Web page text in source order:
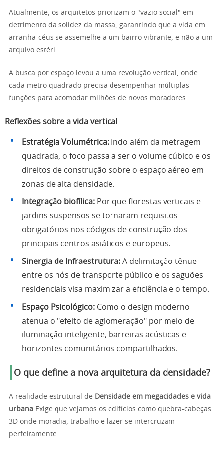
Atualmente, os arquitetos priorizam o "vazio social" em
detrimento da solidez da massa, garantindo que a vida em
arranha-céus se assemelhe a um bairro vibrante, e não a um
arquivo estéril.
A busca por espaço levou a uma revolução vertical, onde
cada metro quadrado precisa desempenhar múltiplas
funções para acomodar milhões de novos moradores.
Reflexões sobre a vida vertical
Estratégia Volumétrica: Indo além da metragem
quadrada, o foco passa a ser o volume cúbico e os
direitos de construção sobre o espaço aéreo em
zonas de alta densidade.
Integração biofílica: Por que florestas verticais e
jardins suspensos se tornaram requisitos
obrigatórios nos códigos de construção dos
principais centros asiáticos e europeus.
Sinergia de Infraestrutura: A delimitação tênue
entre os nós de transporte público e os saguões
residenciais visa maximizar a eficiência e o tempo.
Espaço Psicológico: Como o design moderno
atenua o "efeito de aglomeração" por meio de
iluminação inteligente, barreiras acústicas e
horizontes comunitários compartilhados.
O que define a nova arquitetura da densidade?
A realidade estrutural de Densidade em megacidades e vida
urbana Exige que vejamos os edifícios como quebra-cabeças
3D onde moradia, trabalho e lazer se intercruzam
perfeitamente.